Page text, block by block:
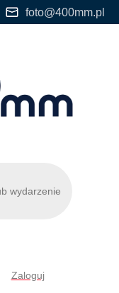
foto@400mm.pl
Zaloguj